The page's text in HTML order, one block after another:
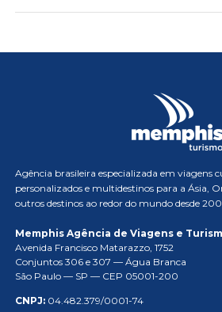
Agência brasileira especializada em viagens
personalizados e multidestinos para a Ásia,
outros destinos ao redor do mundo desde
Memphis Agência de Viagens e
Avenida Francisco Matarazzo, 1752
Conjuntos 306 e 307 — Água Branca
São Paulo — SP — CEP 05001-200
CNPJ: 04.482.379/0001-74